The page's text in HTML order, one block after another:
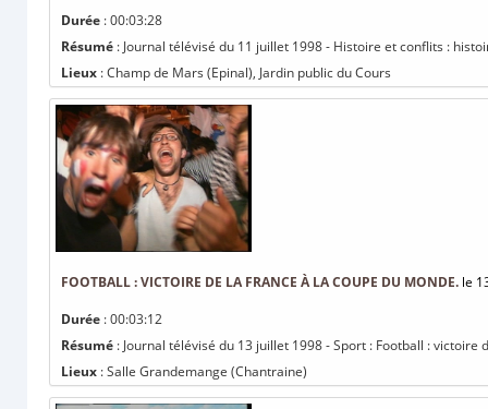
Durée : 00:03:28
Résumé : Journal télévisé du 11 juillet 1998 - Histoire et conflits :
Lieux : Champ de Mars (Epinal), Jardin public du Cours
FOOTBALL : VICTOIRE DE LA FRANCE À LA COUPE DU MONDE. le
Durée : 00:03:12
Résumé : Journal télévisé du 13 juillet 1998 - Sport : Football : victoire
Lieux : Salle Grandemange (Chantraine)